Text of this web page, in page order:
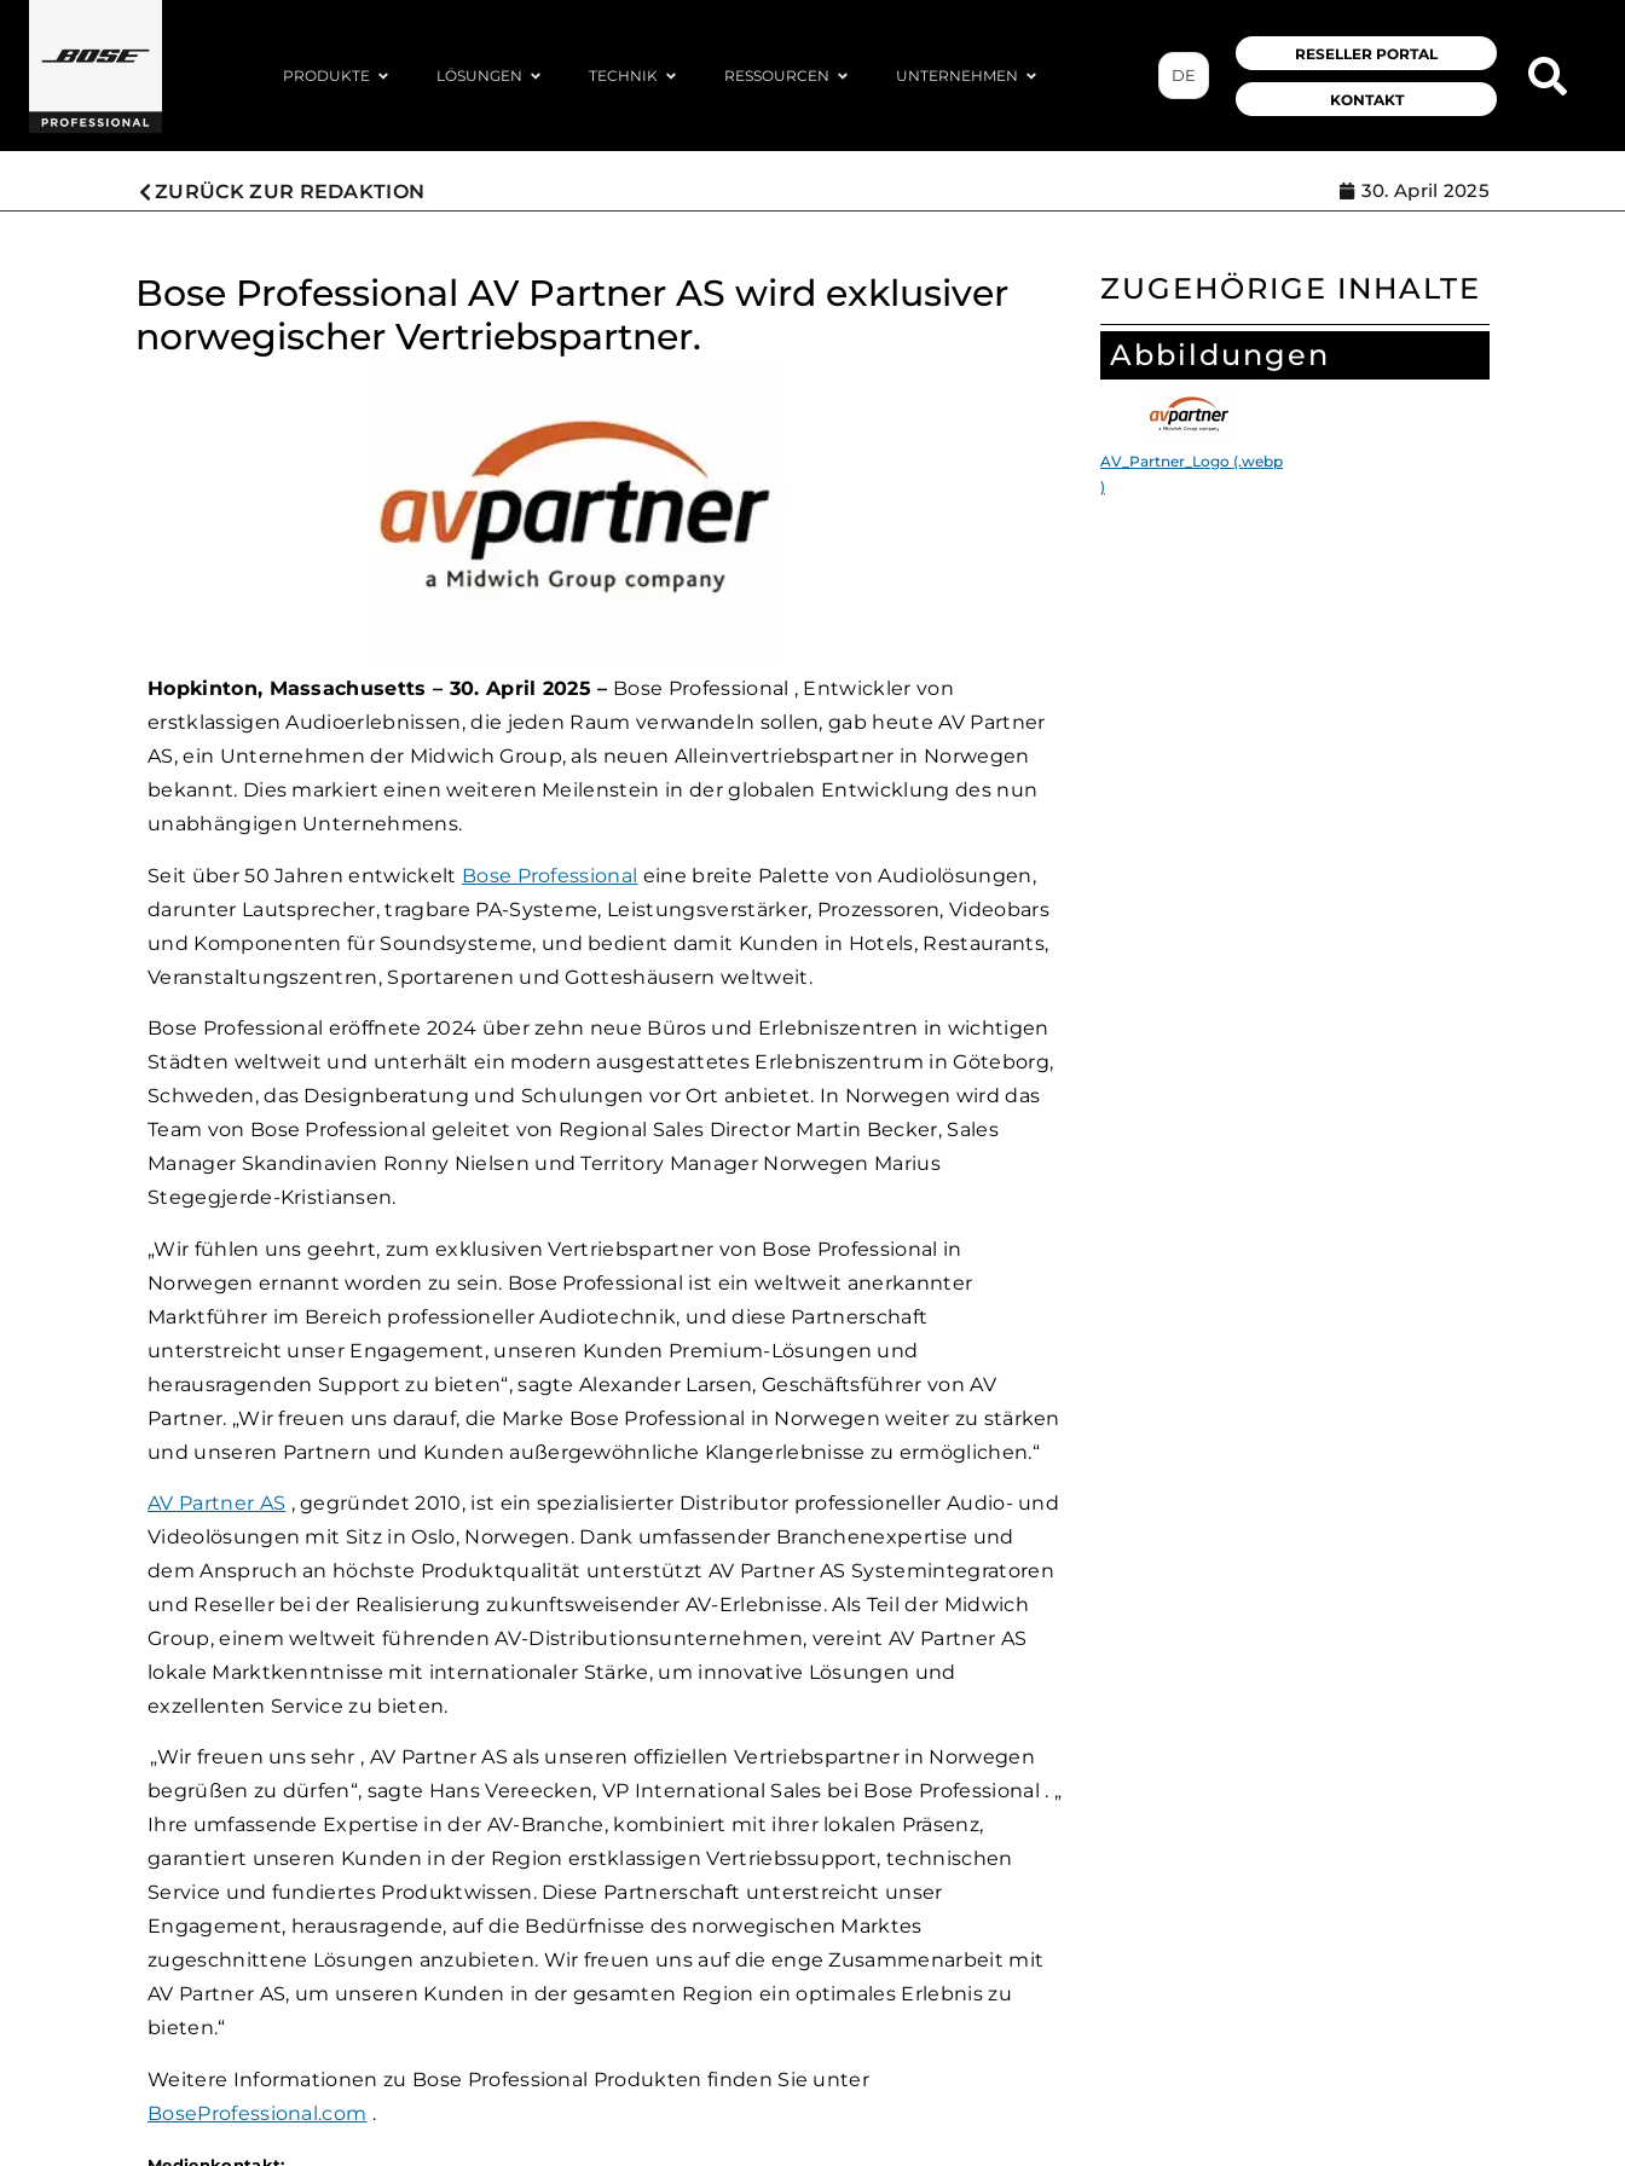
PRODUKTE LÖSUNGEN TECHNIK RESSOURCEN UNTERNEHMEN
RESELLER PORTAL
KONTAKT
DE
ZURÜCK ZUR REDAKTION 30. April 2025
Bose Professional AV Partner AS wird exklusiver
norwegischer Vertriebspartner.
Hopkinton, Massachusetts – 30. April 2025 – Bose Professional , Entwickler von
erstklassigen Audioerlebnissen, die jeden Raum verwandeln sollen, gab heute AV Partner
AS, ein Unternehmen der Midwich Group, als neuen Alleinvertriebspartner in Norwegen
bekannt. Dies markiert einen weiteren Meilenstein in der globalen Entwicklung des nun
unabhängigen Unternehmens.
Seit über 50 Jahren entwickelt Bose Professional eine breite Palette von Audiolösungen,
darunter Lautsprecher, tragbare PA-Systeme, Leistungsverstärker, Prozessoren, Videobars
und Komponenten für Soundsysteme, und bedient damit Kunden in Hotels, Restaurants,
Veranstaltungszentren, Sportarenen und Gotteshäusern weltweit.
Bose Professional eröffnete 2024 über zehn neue Büros und Erlebniszentren in wichtigen
Städten weltweit und unterhält ein modern ausgestattetes Erlebniszentrum in Göteborg,
Schweden, das Designberatung und Schulungen vor Ort anbietet. In Norwegen wird das
Team von Bose Professional geleitet von Regional Sales Director Martin Becker, Sales
Manager Skandinavien Ronny Nielsen und Territory Manager Norwegen Marius
Stegegjerde-Kristiansen.
„Wir fühlen uns geehrt, zum exklusiven Vertriebspartner von Bose Professional in
Norwegen ernannt worden zu sein. Bose Professional ist ein weltweit anerkannter
Marktführer im Bereich professioneller Audiotechnik, und diese Partnerschaft
unterstreicht unser Engagement, unseren Kunden Premium-Lösungen und
herausragenden Support zu bieten“, sagte Alexander Larsen, Geschäftsführer von AV
Partner. „Wir freuen uns darauf, die Marke Bose Professional in Norwegen weiter zu stärken
und unseren Partnern und Kunden außergewöhnliche Klangerlebnisse zu ermöglichen.“
AV Partner AS , gegründet 2010, ist ein spezialisierter Distributor professioneller Audio- und
Videolösungen mit Sitz in Oslo, Norwegen. Dank umfassender Branchenexpertise und
dem Anspruch an höchste Produktqualität unterstützt AV Partner AS Systemintegratoren
und Reseller bei der Realisierung zukunftsweisender AV-Erlebnisse. Als Teil der Midwich
Group, einem weltweit führenden AV-Distributionsunternehmen, vereint AV Partner AS
lokale Marktkenntnisse mit internationaler Stärke, um innovative Lösungen und
exzellenten Service zu bieten.
„Wir freuen uns sehr , AV Partner AS als unseren offiziellen Vertriebspartner in Norwegen
begrüßen zu dürfen“, sagte Hans Vereecken, VP International Sales bei Bose Professional . „
Ihre umfassende Expertise in der AV-Branche, kombiniert mit ihrer lokalen Präsenz,
garantiert unseren Kunden in der Region erstklassigen Vertriebssupport, technischen
Service und fundiertes Produktwissen. Diese Partnerschaft unterstreicht unser
Engagement, herausragende, auf die Bedürfnisse des norwegischen Marktes
zugeschnittene Lösungen anzubieten. Wir freuen uns auf die enge Zusammenarbeit mit
AV Partner AS, um unseren Kunden in der gesamten Region ein optimales Erlebnis zu
bieten.“
Weitere Informationen zu Bose Professional Produkten finden Sie unter
BoseProfessional.com .
ZUGEHÖRIGE INHALTE
Abbildungen
AV_Partner_Logo (.webp
)